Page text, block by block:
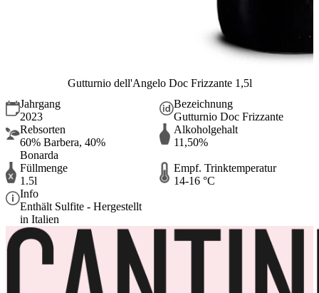
Gutturnio dell'Angelo Doc Frizzante 1,5l
Jahrgang
2023
Bezeichnung
Gutturnio Doc Frizzante
Rebsorten
60% Barbera, 40%
Bonarda
Alkoholgehalt
11,50%
Füllmenge
1.5l
Empf. Trinktemperatur
14-16 °C
Info
Enthält Sulfite - Hergestellt
in Italien